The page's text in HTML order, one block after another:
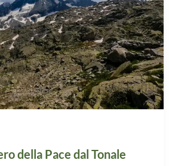
della Pace dal Tonale